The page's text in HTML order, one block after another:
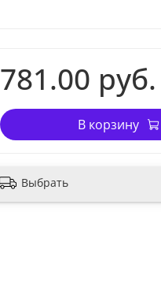
781.00 руб.
В корзину
Выбрать